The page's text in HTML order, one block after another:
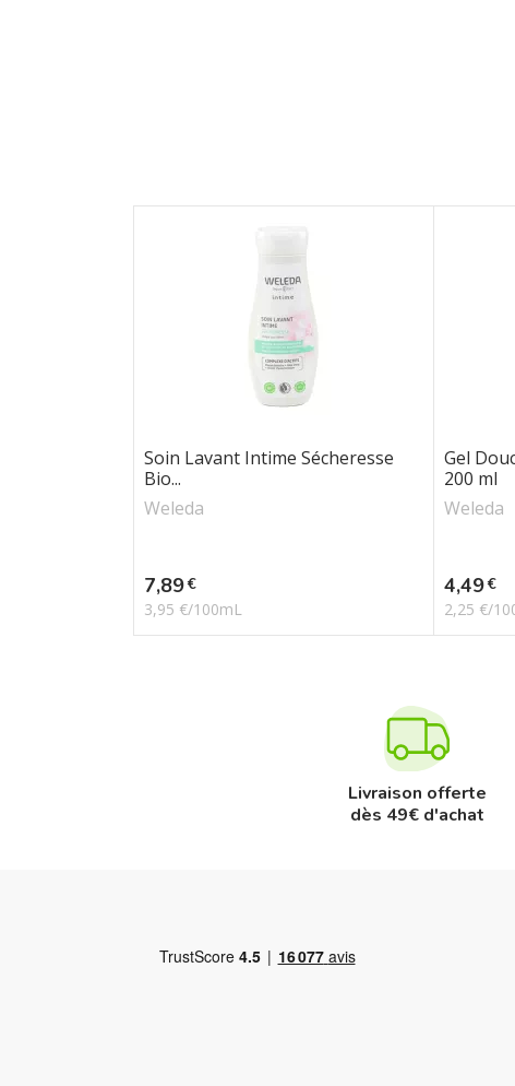
Soin Lavant Intime Sécheresse
Bio...
Weleda
Prix
7,89€
3,95 €/100mL
Gel
200 ml
Weleda
Prix
4,49€
2,25 €/
Livraison offerte
dès 49€ d'achat